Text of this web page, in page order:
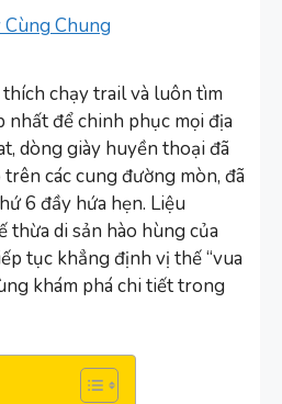
Cùng Chung
chạy trail và luôn tìm
nhất để chinh phục mọi địa
dòng giày huyền thoại đã
các cung đường mòn, đã
6 đầy hứa hẹn. Liệu
thừa di sản hào hùng của
tục khẳng định vị thế “vua
khám phá chi tiết trong